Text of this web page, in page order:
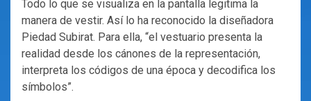
Todo lo que se visualiza en la pantalla legitima la
manera de vestir. Así lo ha reconocido la diseñadora
Piedad Subirat. Para ella, “el vestuario presenta la
realidad desde los cánones de la representación,
interpreta los códigos de una época y decodifica los
símbolos”.